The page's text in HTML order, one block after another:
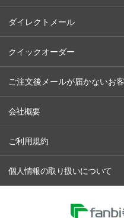
ダイレクトメール
クイックオーダー
ご注文後メールが届かないお
会社概要
ご利用規約
個人情報の取り扱いについて